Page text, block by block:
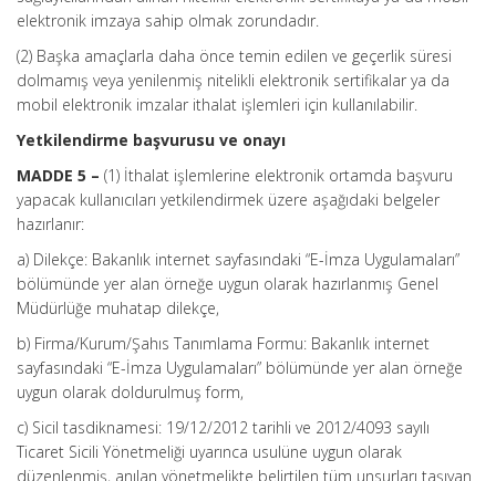
elektronik imzaya sahip olmak zorundadır.
(2) Başka amaçlarla daha önce temin edilen ve geçerlik süresi
dolmamış veya yenilenmiş nitelikli elektronik sertifikalar ya da
mobil elektronik imzalar ithalat işlemleri için kullanılabilir.
Yetkilendirme başvurusu ve onayı
MADDE 5 – (1) İthalat işlemlerine elektronik ortamda başvuru
yapacak kullanıcıları yetkilendirmek üzere aşağıdaki belgeler
hazırlanır:
a) Dilekçe: Bakanlık internet sayfasındaki “E-İmza Uygulamaları”
bölümünde yer alan örneğe uygun olarak hazırlanmış Genel
Müdürlüğe muhatap dilekçe,
b) Firma/Kurum/Şahıs Tanımlama Formu: Bakanlık internet
sayfasındaki “E-İmza Uygulamaları” bölümünde yer alan örneğe
uygun olarak doldurulmuş form,
c) Sicil tasdiknamesi: 19/12/2012 tarihli ve 2012/4093 sayılı
Ticaret Sicili Yönetmeliği uyarınca usulüne uygun olarak
düzenlenmiş, anılan yönetmelikte belirtilen tüm unsurları taşıyan